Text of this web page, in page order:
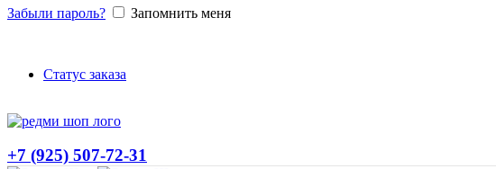
Забыли пароль? Запомнить меня
Статус заказа
+7 (925) 507-72-31